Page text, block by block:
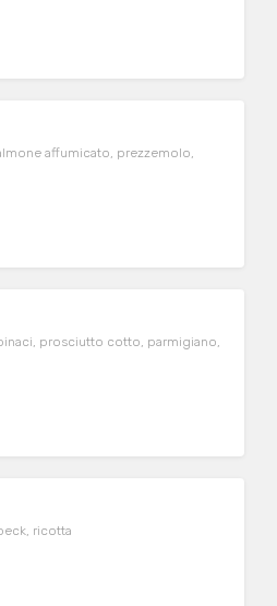
affumicato, prezzemolo,
prosciutto cotto, parmigiano,
ricotta